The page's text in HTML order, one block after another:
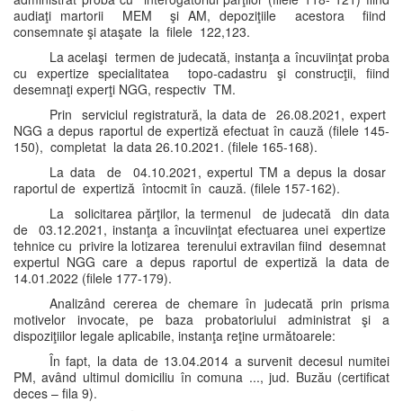
audiaţi martorii MEM şi AM, depoziţiile acestora fiind
consemnate şi ataşate la filele 122,123.
La acelaşi termen de judecată, instanţa a încuviinţat proba
cu expertize specialitatea topo-cadastru şi construcţii, fiind
desemnaţi experţi NGG, respectiv TM.
Prin serviciul registratură, la data de 26.08.2021, expert
NGG a depus raportul de expertiză efectuat în cauză (filele 145-
150), completat la data 26.10.2021. (filele 165-168).
La data de 04.10.2021, expertul TM a depus la dosar
raportul de expertiză întocmit în cauză. (filele 157-162).
La solicitarea părţilor, la termenul de judecată din data
de 03.12.2021, instanţa a încuviinţat efectuarea unei expertize
tehnice cu privire la lotizarea terenului extravilan fiind desemnat
expertul NGG care a depus raportul de expertiză la data de
14.01.2022 (filele 177-179).
Analizând cererea de chemare în judecată prin prisma
motivelor invocate, pe baza probatoriului administrat şi a
dispoziţiilor legale aplicabile, instanţa reţine următoarele:
În fapt, la data de 13.04.2014 a survenit decesul numitei
PM, având ultimul domiciliu în comuna ..., jud. Buzău (certificat
deces – fila 9).